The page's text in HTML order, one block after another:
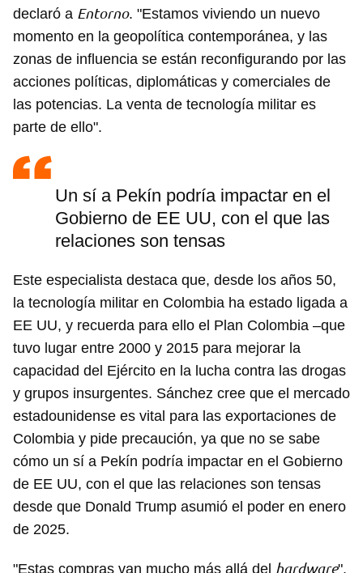
Guardar como favorito
Para poder guardar como favorito, primero has de
iniciar sesión con tu cuenta de 14ymedio.
declaró a Entorno. "Estamos viviendo un nuevo
momento en la geopolítica contemporánea, y las
zonas de influencia se están reconfigurando por las
acciones políticas, diplomáticas y comerciales de
las potencias. La venta de tecnología militar es
parte de ello".
Un sí a Pekín podría impactar en el
Gobierno de EE UU, con el que las
relaciones son tensas
Este especialista destaca que, desde los años 50,
la tecnología militar en Colombia ha estado ligada a
EE UU, y recuerda para ello el Plan Colombia –que
tuvo lugar entre 2000 y 2015 para mejorar la
capacidad del Ejército en la lucha contra las drogas
y grupos insurgentes. Sánchez cree que el mercado
estadounidense es vital para las exportaciones de
Colombia y pide precaución, ya que no se sabe
cómo un sí a Pekín podría impactar en el Gobierno
de EE UU, con el que las relaciones son tensas
desde que Donald Trump asumió el poder en enero
de 2025.
"Estas compras van mucho más allá del hardware",